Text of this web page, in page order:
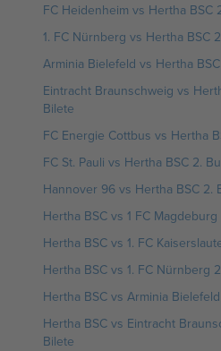
FC Heidenheim vs Hertha BSC
1. FC Nürnberg vs Hertha BSC
Arminia Bielefeld vs Hertha
Eintracht Braunschweig vs
Bilete
FC Energie Cottbus vs Hertha
FC St. Pauli vs Hertha BSC 2.
Hannover 96 vs Hertha BSC 2.
Hertha BSC vs 1 FC
Hertha BSC vs 1. FC
Hertha BSC vs 1. FC Nürnberg
Hertha BSC vs Arminia
Hertha BSC vs Eintracht
Bilete